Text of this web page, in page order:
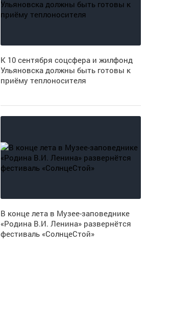
К 10 сентября соцсфера и жилфонд
Ульяновска должны быть готовы к
приёму теплоносителя
В конце лета в Музее-заповеднике
«Родина В.И. Ленина» развернётся
фестиваль «СолнцеСтой»